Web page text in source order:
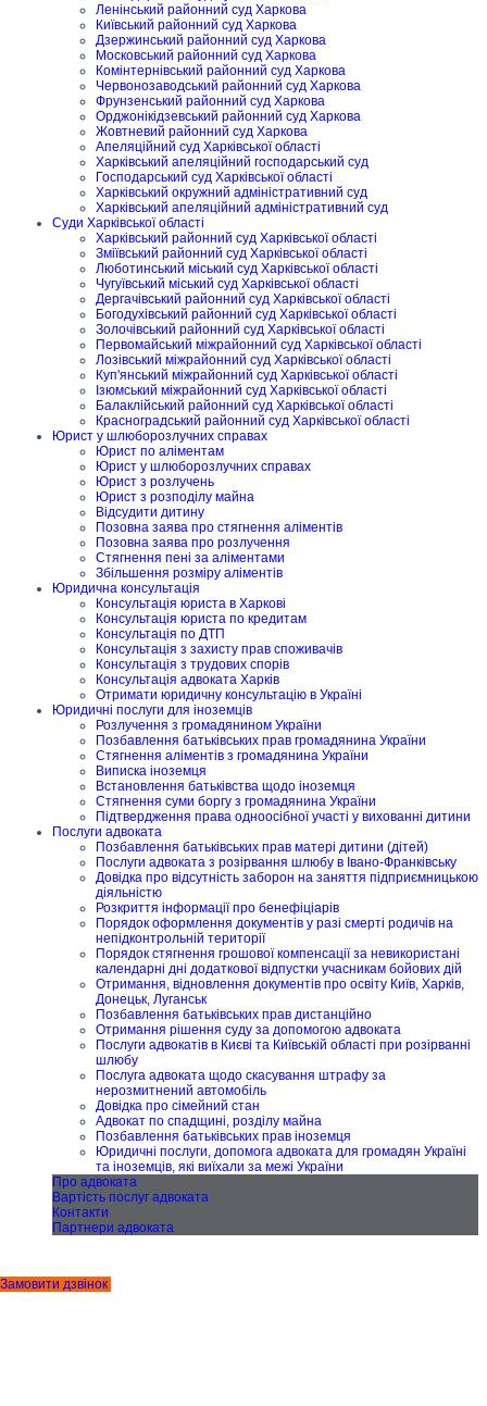
Замовити дзвінок
Ленінський районний суд Харкова
Київський районний суд Харкова
Дзержинський районний суд Харкова
Московський районний суд Харкова
Комінтернівський районний суд Харкова
Червонозаводський районний суд Харкова
Фрунзенський районний суд Харкова
Орджонікідзевський районний суд Харкова
Жовтневий районний суд Харкова
Апеляційний суд Харківської області
Харківський апеляційний господарський суд
Господарський суд Харківської області
Харківський окружний адміністративний суд
Харківський апеляційний адміністративний суд
Суди Харківської області
Харківський районний суд Харківської області
Зміївський районний суд Харківської області
Люботинський міський суд Харківської області
Чугуївський міський суд Харківської області
Дергачівський районний суд Харківської області
Богодухівський районний суд Харківської області
Золочівський районний суд Харківської області
Первомайський міжрайонний суд Харківської області
Лозівський міжрайонний суд Харківської області
Куп'янський міжрайонний суд Харківської області
Ізюмський міжрайонний суд Харківської області
Балаклійський районний суд Харківської області
Красноградський районний суд Харківської області
Юрист у шлюборозлучних справах
Юрист по аліментам
Юрист у шлюборозлучних справах
Юрист з розлучень
Юрист з розподілу майна
Відсудити дитину
Позовна заява про стягнення аліментів
Позовна заява про розлучення
Стягнення пені за аліментами
Збільшення розміру аліментів
Юридична консультація
Консультація юриста в Харкові
Консультація юриста по кредитам
Консультація по ДТП
Консультація з захисту прав споживачів
Консультація з трудових спорів
Консультація адвоката Харків
Отримати юридичну консультацію в Україні
Юридичні послуги для іноземців
Розлучення з громадянином України
Позбавлення батьківських прав громадянина України
Стягнення аліментів з громадянина України
Виписка іноземця
Встановлення батьківства щодо іноземця
Стягнення суми боргу з громадянина України
Підтвердження права одноосібної участі у вихованні дитини
Послуги адвоката
Позбавлення батьківських прав матері дитини (дітей)
Послуги адвоката з розірвання шлюбу в Івано-Франківську
Довідка про відсутність заборон на заняття підприємницькою
діяльністю
Розкриття інформації про бенефіціарів
Порядок оформлення документів у разі смерті родичів на
непідконтрольній території
Порядок стягнення грошової компенсації за невикористані
календарні дні додаткової відпустки учасникам бойових дій
Отримання, відновлення документів про освіту Київ, Харків,
Донецьк, Луганськ
Позбавлення батьківських прав дистанційно
Отримання рішення суду за допомогою адвоката
Послуги адвокатів в Києві та Київській області при розірванні
шлюбу
Послуга адвоката щодо скасування штрафу за
нерозмитнений автомобіль
Довідка про сімейний стан
Адвокат по спадщині, розділу майна
Позбавлення батьківських прав іноземця
Юридичні послуги, допомога адвоката для громадян Україні
та іноземців, які виїхали за межі України
Про адвоката
Вартість послуг адвоката
Контакти
Партнери адвоката